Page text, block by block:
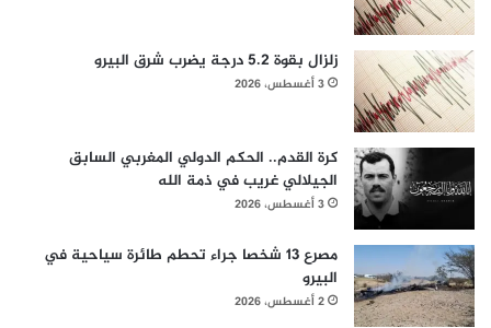
زلزال بقوة 5.2 درجة يضرب شرق البيرو
3 أغسطس، 2026
كرة القدم.. الحكم الدولي المغربي السابق
الجيلالي غريب في ذمة الله
3 أغسطس، 2026
مصرع 13 شخصا جراء تحطم طائرة سياحية في
البيرو
2 أغسطس، 2026